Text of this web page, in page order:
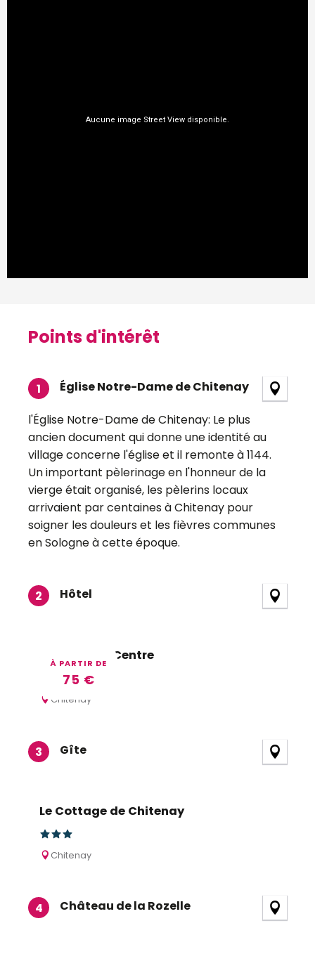
Points d'intérêt
Points d'intérêt
1 Église Notre-Dame de Chitenay
l'Église Notre-Dame de Chitenay: Le plus
ancien document qui donne une identité au
village concerne l'église et il remonte à 1144.
Un important pèlerinage en l'honneur de la
vierge était organisé, les pèlerins locaux
arrivaient par centaines à Chitenay pour
soigner les douleurs et les fièvres communes
en Sologne à cette époque.
2 Hôtel
À PARTIR DE
75 €
Auberge du Centre
Chitenay
3 Gîte
Le Cottage de Chitenay
Chitenay
4 Château de la Rozelle